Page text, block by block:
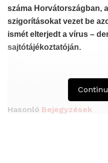
száma Horvátországban,
szigorításokat vezet be
ismét elterjedt a vírus –
sajtótájékoztatóján.
Hasonló Bejegyzések